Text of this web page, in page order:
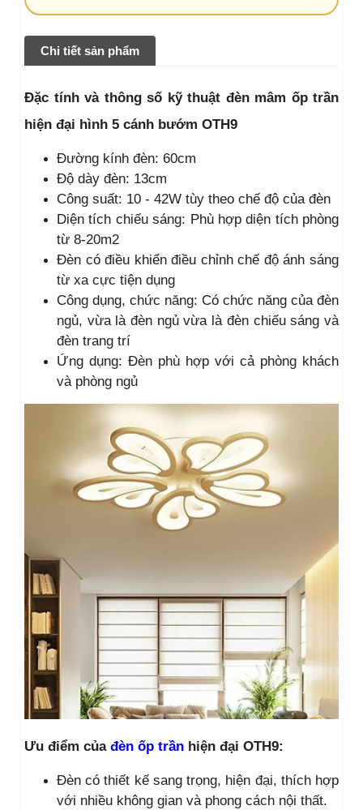
Chi tiết sản phẩm
Đặc tính và thông số kỹ thuật đèn mâm ốp trần
hiện đại hình 5 cánh bướm OTH9
Đường kính đèn: 60cm
Độ dày đèn: 13cm
Công suất: 10 - 42W tùy theo chế độ của đèn
Diện tích chiếu sáng: Phù hợp diện tích phòng
từ 8-20m2
Đèn có điều khiển điều chỉnh chế độ ánh sáng
từ xa cực tiện dụng
Công dụng, chức năng: Có chức năng của đèn
ngủ, vừa là đèn ngủ vừa là đèn chiếu sáng và
đèn trang trí
Ứng dụng: Đèn phù hợp với cả phòng khách
và phòng ngủ
Ưu điểm của đèn ốp trần hiện đại OTH9:
Đèn có thiết kế sang trọng, hiện đại, thích hợp
với nhiều không gian và phong cách nội thất.